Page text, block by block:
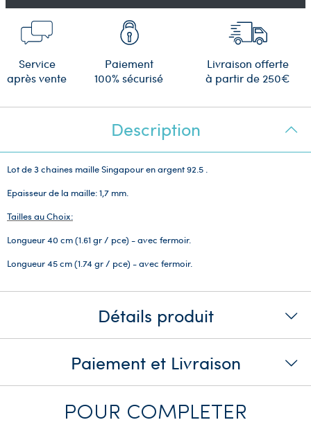
Service
après vente
Paiement
100% sécurisé
Livraison offerte
à partir de 250€
Description
Lot de 3 chaines maille Singapour en argent 92.5 .
Epaisseur de la maille: 1,7 mm.
Tailles au Choix:
Longueur 40 cm (1.61 gr / pce) - avec fermoir.
Longueur 45 cm (1.74 gr / pce) - avec fermoir.
Détails produit
Paiement et Livraison
POUR COMPLETER